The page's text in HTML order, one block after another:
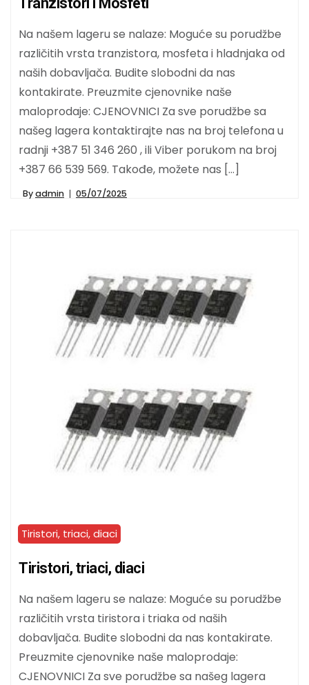
Na našem lageru se nalaze: Moguće su porudžbe
različitih vrsta tranzistora, mosfeta i hladnjaka od
naših dobavljača. Budite slobodni da nas
kontakirate. Preuzmite cjenovnike naše
maloprodaje: CJENOVNICI Za sve porudžbe sa
našeg lagera kontaktirajte nas na broj telefona u
radnji +387 51 346 260 , ili Viber porukom na broj
+387 66 539 569. Takođe, možete nas […]
Byadmin 05/07/2025
Tiristori, triaci, diaci
Tiristori, triaci, diaci
Na našem lageru se nalaze: Moguće su porudžbe
različitih vrsta tiristora i triaka od naših
dobavljača. Budite slobodni da nas kontakirate.
Preuzmite cjenovnike naše maloprodaje:
CJENOVNICI Za sve porudžbe sa našeg lagera